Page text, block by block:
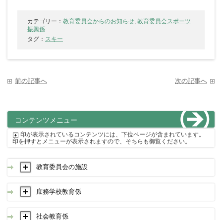
カテゴリー： 教育委員会からのお知らせ, 教育委員会スポーツ
振興係
タグ： スキー
前の記事へ 次の記事へ
コンテンツメニュー
印が表示されているコンテンツには、下位ページが含まれています。
印を押すとメニューが表示されますので、そちらも御覧ください。
教育委員会の施設
庶務学校教育係
社会教育係